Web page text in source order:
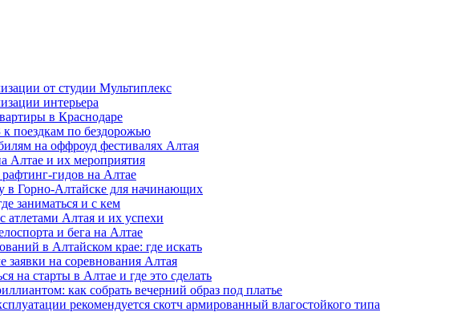
от студии Мультиплекс
интерьера
в Краснодаре
поездкам по бездорожью
на оффроуд фестивалях Алтая
Алтае и их мероприятия
гидов на Алтае
в Горно-Алтайске для начинающих
заниматься и с кем
атлетами Алтая и их успехи
и бега на Алтае
в Алтайском крае: где искать
заявки на соревнования Алтая
на старты в Алтае и где это сделать
как собрать вечерний образ под платье
рекомендуется скотч армированный влагостойкого типа